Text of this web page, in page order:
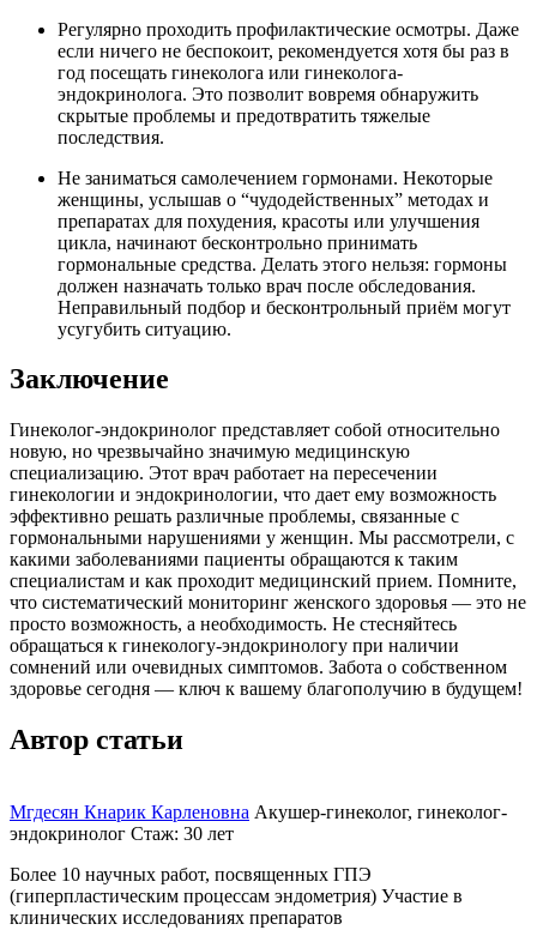
Регулярно проходить профилактические осмотры. Даже
если ничего не беспокоит, рекомендуется хотя бы раз в
год посещать гинеколога или гинеколога-
эндокринолога. Это позволит вовремя обнаружить
скрытые проблемы и предотвратить тяжелые
последствия.
Не заниматься самолечением гормонами. Некоторые
женщины, услышав о “чудодейственных” методах и
препаратах для похудения, красоты или улучшения
цикла, начинают бесконтрольно принимать
гормональные средства. Делать этого нельзя: гормоны
должен назначать только врач после обследования.
Неправильный подбор и бесконтрольный приём могут
усугубить ситуацию.
Заключение
Гинеколог-эндокринолог представляет собой относительно
новую, но чрезвычайно значимую медицинскую
специализацию. Этот врач работает на пересечении
гинекологии и эндокринологии, что дает ему возможность
эффективно решать различные проблемы, связанные с
гормональными нарушениями у женщин. Мы рассмотрели, с
какими заболеваниями пациенты обращаются к таким
специалистам и как проходит медицинский прием. Помните,
что систематический мониторинг женского здоровья — это не
просто возможность, а необходимость. Не стесняйтесь
обращаться к гинекологу-эндокринологу при наличии
сомнений или очевидных симптомов. Забота о собственном
здоровье сегодня — ключ к вашему благополучию в будущем!
Автор статьи
Мгдесян Кнарик Карленовна Акушер-гинеколог, гинеколог-
эндокринолог Стаж: 30 лет
Более 10 научных работ, посвященных ГПЭ
(гиперпластическим процессам эндометрия) Участие в
клинических исследованиях препаратов